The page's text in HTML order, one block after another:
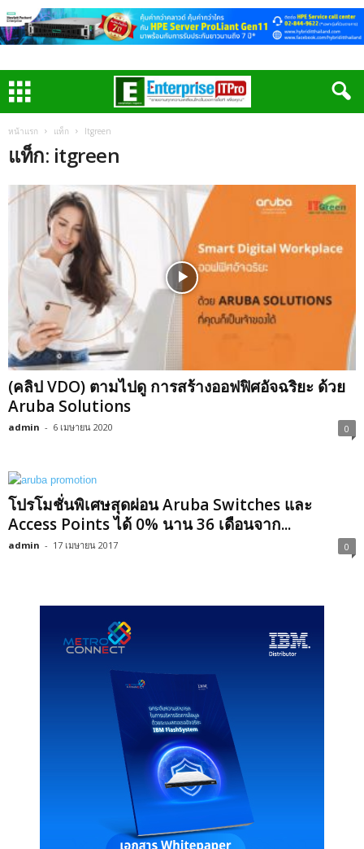
หน้าแรก แท็ก Itgreen
แท็ก: itgreen
(คลิป VDO) ตามไปดู การสร้างออฟฟิศอัจฉริยะ ด้วย
Aruba Solutions
admin - 6 เมษายน 2020 0
โปรโมชั่นพิเศษสุดผ่อน Aruba Switches และ
Access Points ได้ 0% นาน 36 เดือนจาก...
admin - 17 เมษายน 2017 0